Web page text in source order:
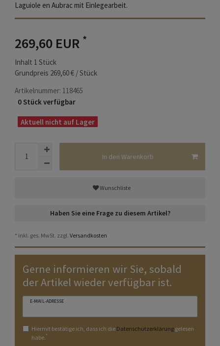
Laguiole en Aubrac mit Einlegearbeit.
269,60 EUR *
Inhalt 1 Stück
Grundpreis 269,60 € / Stück
Artikelnummer: 118465
0 Stück verfügbar
Aktuell nicht auf Lager
In den Warenkorb
Wunschliste
Haben Sie eine Frage zu diesem Artikel?
* inkl. ges. MwSt. zzgl. Versandkosten
Gerne informieren wir Sie, sobald
der Artikel wieder verfügbar ist.
E-MAIL-ADRESSE
Hiermit bestätige ich, dass ich die Daten­schutz­erklärunggelesen
habe.*